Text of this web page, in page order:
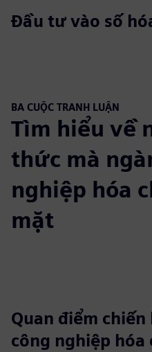
3
Đầu tư vào số
BA CUỘC TRANH LUẬN
Tìm hiểu về
thức mà
nghiệp hóa
mặt
Quan điểm
công nghiệp hóa